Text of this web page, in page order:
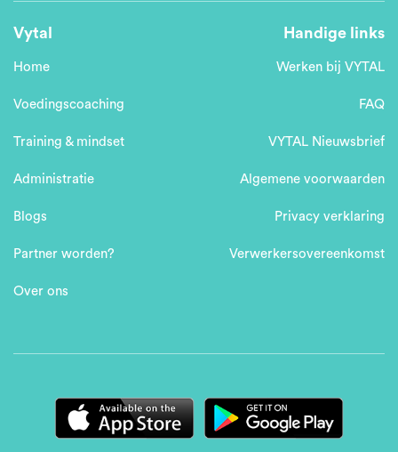
Vytal
Home
Voedingscoaching
Training & mindset
Administratie
Blogs
Partner worden?
Over ons
Handige links
Werken bij VYTAL
FAQ
VYTAL Nieuwsbrief
Algemene voorwaarden
Privacy verklaring
Verwerkersovereenkomst